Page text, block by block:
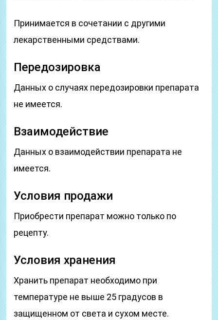
Принимается в сочетании с другими
лекарственными средствами.
Передозировка
Данных о случаях передозировки препарата
не имеется.
Взаимодействие
Данных о взаимодействии препарата не
имеется.
Условия продажи
Приобрести препарат можно только по
рецепту.
Условия хранения
Хранить препарат необходимо при
температуре не выше 25 градусов в
защищенном от света и сухом месте.